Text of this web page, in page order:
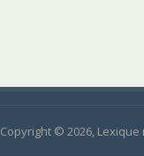
Copyright © 2026,